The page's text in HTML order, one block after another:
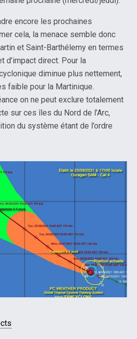
encore les prochaines
cela, la menace semble donc
et Saint-Barthélemy en termes
d’impact direct. Pour la
diminue plus nettement,
faible pour la Martinique.
on ne peut exclure totalement
sur ces îles du Nord de l’Arc,
du système étant de l’ordre